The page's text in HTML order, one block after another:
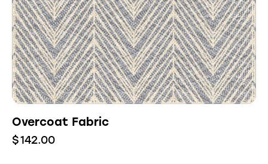
Overcoat Fabric
$142.00